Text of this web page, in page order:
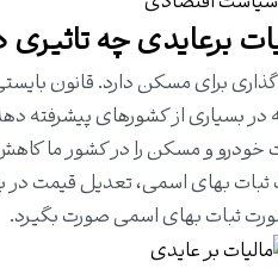
برای مسکن دارد. قانون
در بسیاری از کشورهای پیشرفته
خودرو و مسکن را در کشور ما
ثبات بهای اسمی، تعدیل قیمت
ثبات بهای اسمی صورت بگیرد.